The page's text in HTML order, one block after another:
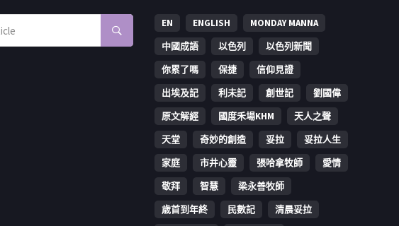
EN ENGLISH
MONDAY MANNA
中國成語
以色列
以色列新聞
你累了嗎
保捷
信仰見證
出埃及記
利未記 創世記
劉國偉
原文解經
國度禾場KHM
天人之聲
天堂
奇妙的創造 妥拉
妥拉人生
家庭
市井心靈 張哈拿牧師
愛情
敬拜
智慧
梁永善牧師
歳首到年終
民數記 清晨妥拉